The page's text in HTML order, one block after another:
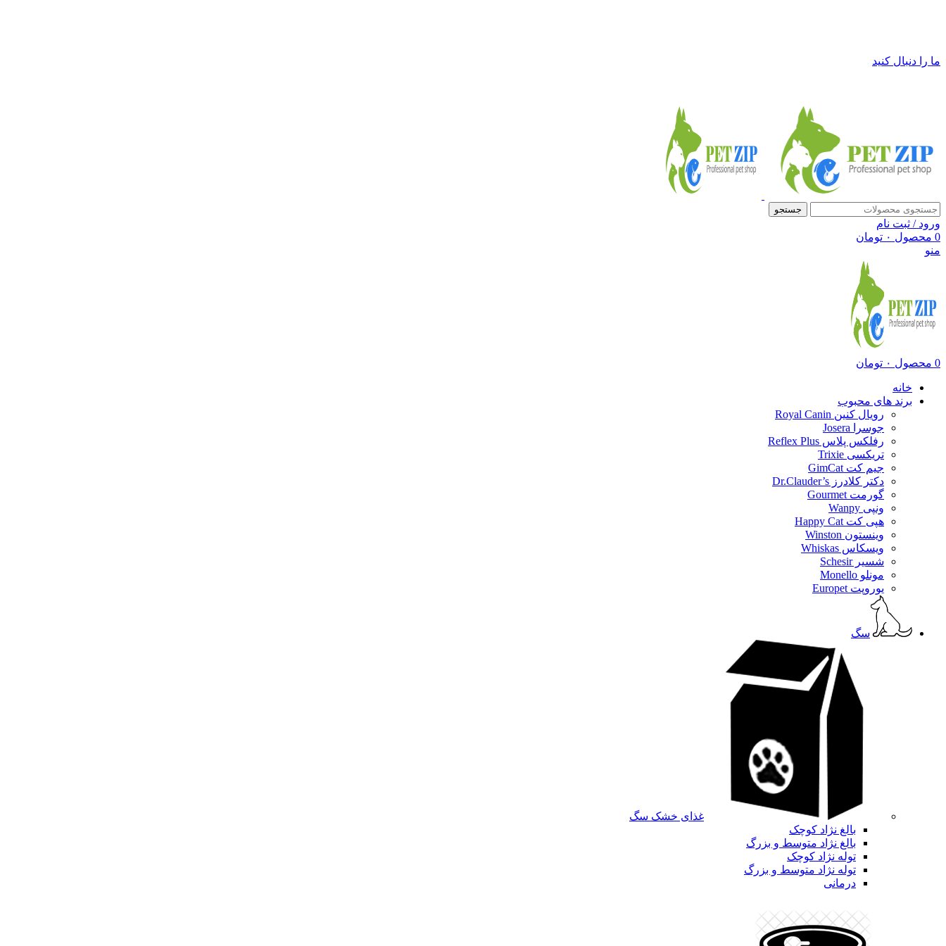
ما را دنبال کنید
جستجو
ورود / ثبت نام
0 محصول ۰ تومان
منو
0 محصول ۰ تومان
خانه
برند های محبوب
رویال کنین Royal Canin
جوسرا Josera
رفلکس پلاس Reflex Plus
تریکسی Trixie
جیم کت GimCat
دکتر کلادرز Dr.Clauder’s
گورمت Gourmet
ونپی Wanpy
هپی کت Happy Cat
وینستون Winston
ویسکاس Whiskas
شسیر Schesir
مونلو Monello
یوروپت Europet
سگ
غذای خشک سگ
بالغ نژاد کوچک
بالغ نژاد متوسط و بزرگ
توله نژاد کوچک
توله نژاد متوسط و بزرگ
درمانی